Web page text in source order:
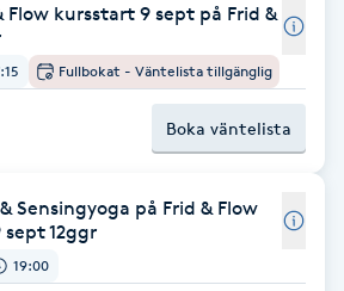
Flow kursstart 9 sept på Frid &
Fullbokat - Väntelista tillgänglig
Boka väntelista
Sensingyoga på Frid & Flow
12ggr
19:00